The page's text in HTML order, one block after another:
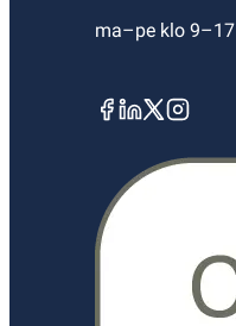
ma–pe klo 9–17